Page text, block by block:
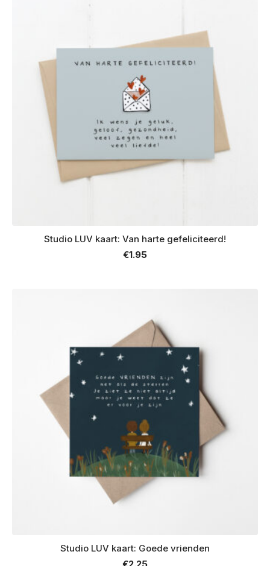
Studio LUV kaart: Van harte gefeliciteerd!
€1.95
Studio LUV kaart: Goede vrienden